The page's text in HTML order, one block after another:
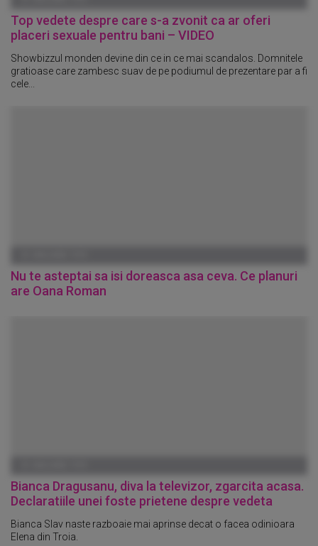
Top vedete despre care s-a zvonit ca ar oferi
placeri sexuale pentru bani – VIDEO
Showbizzul monden devine din ce in ce mai scandalos. Domnitele
gratioase care zambesc suav de pe podiumul de prezentare par a fi
cele...
Nu te asteptai sa isi doreasca asa ceva. Ce planuri
are Oana Roman
Bianca Dragusanu, diva la televizor, zgarcita acasa.
Declaratiile unei foste prietene despre vedeta
Bianca Slav naste razboaie mai aprinse decat o facea odinioara
Elena din Troia.